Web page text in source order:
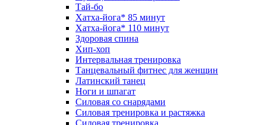
Тай-бо
Хатха-йога* 85 минут
Хатха-йога* 110 минут
Здоровая спина
Хип-хоп
Интервальная тренировка
Танцевальный фитнес для женщин
Латинский танец
Ноги и шпагат
Силовая со снарядами
Силовая тренировка и растяжка